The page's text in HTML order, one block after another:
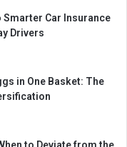
Smarter Car Insurance
Drivers
in One Basket: The